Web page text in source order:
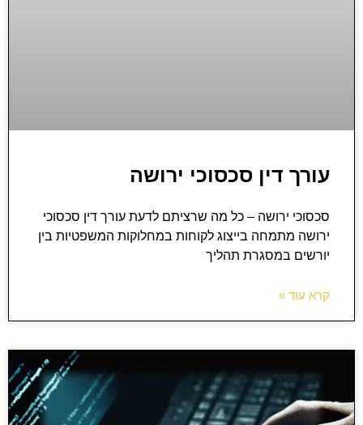
עורך דין סכסוכי ירושה
סכסוכי ירושה – כל מה שרציתם לדעת עורך דין סכסוכי
ירושה מתמחה בייצוג לקוחות במחלוקות המשפטיות בין
יורשים במסגרת תהליך
קרא עוד »